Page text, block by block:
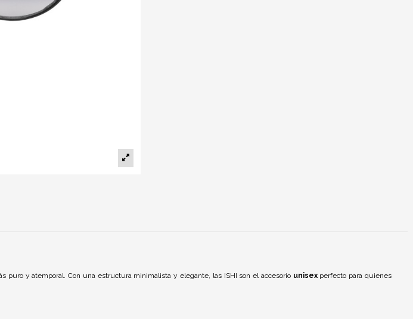
puro y atemporal. Con una estructura minimalista y elegante, las ISHI son el accesorio unisexperfecto para quienes